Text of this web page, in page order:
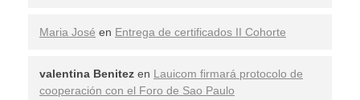
Maria José en Entrega de certificados II Cohorte
valentina Benitez en Lauicom firmará protocolo de
cooperación con el Foro de Sao Paulo